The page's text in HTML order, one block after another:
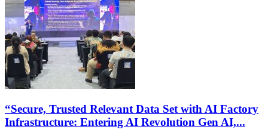
“Secure, Trusted Relevant Data Set with AI Factory
Infrastructure: Entering AI Revolution Gen AI,...